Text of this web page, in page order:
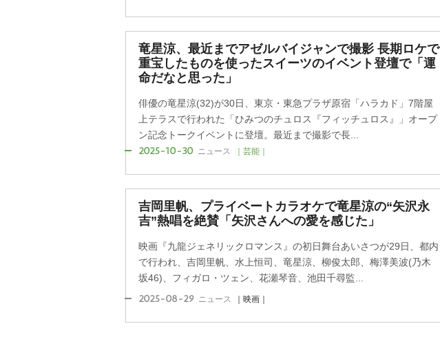
竜星涼、最近までアゼルバイジャンで撮影 長期ロケで
重宝したものを使ったスイーツのイベント登壇で「運
命だなと思った」
俳優の竜星涼(32)が30日、東京・東急プラザ原宿「ハラカド」7階屋
上テラスで行われた「ひみつのチュロス『フィッチュロス』」オープ
ン記念トークイベントに登壇。最近まで撮影で長...
2025-10-30 ニュース ｜芸能｜
吉岡里帆、プライベートカラオケで竜星涼の“矢沢永
吉”熱唱を絶賛「矢沢さんへの愛を感じた」
映画『九龍ジェネリックロマンス』の初日舞台あいさつが29日、都内
で行われ、吉岡里帆、水上恒司、竜星涼、柳俊太郎、梅澤美波(乃木
坂46)、フィガロ・ツェン、花瀬琴音、池田千尋監...
2025-08-29 ニュース ｜映画｜